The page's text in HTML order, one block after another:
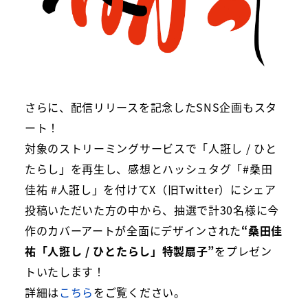
さらに、配信リリースを記念したSNS企画もスタ
ート！
対象のストリーミングサービスで「人誑し / ひと
たらし」を再生し、感想とハッシュタグ「#桑田
佳祐 #人誑し」を付けてX（旧Twitter）にシェア
投稿いただいた方の中から、抽選で計30名様に今
作のカバーアートが全面にデザインされた“桑田佳
祐「人誑し / ひとたらし」特製扇子”をプレゼン
トいたします！
詳細はこちらをご覧ください。